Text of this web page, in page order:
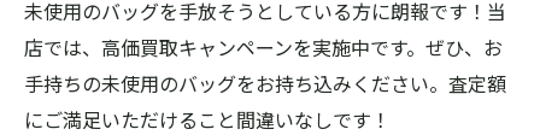
未使用のバッグを手放そうとしている方に朗報です！当
店では、高価買取キャンペーンを実施中です。ぜひ、お
手持ちの未使用のバッグをお持ち込みください。査定額
にご満足いただけること間違いなしです！